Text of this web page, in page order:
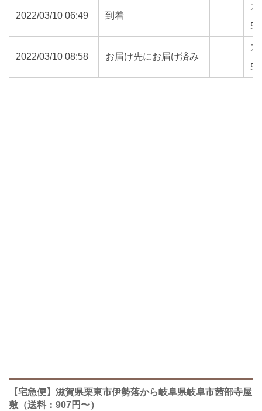
2022/03/10 06:49 到着
大
2022/03/10 08:58 お届け先にお届け済み
大
【宅急便】滋賀県栗東市伊勢落から岐阜県岐阜市茜部寺屋
敷（送料：907円〜）